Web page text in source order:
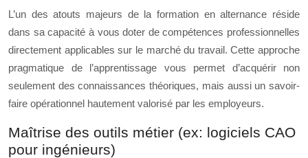
L’un des atouts majeurs de la formation en alternance réside
dans sa capacité à vous doter de compétences professionnelles
directement applicables sur le marché du travail. Cette approche
pragmatique de l’apprentissage vous permet d’acquérir non
seulement des connaissances théoriques, mais aussi un savoir-
faire opérationnel hautement valorisé par les employeurs.
Maîtrise des outils métier (ex: logiciels CAO
pour ingénieurs)